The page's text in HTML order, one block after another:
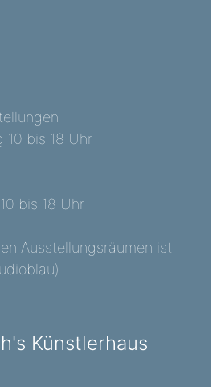
10 bis 18 Uhr
bis 18 Uhr
Ausstellungsräumen ist
Künstlerhaus